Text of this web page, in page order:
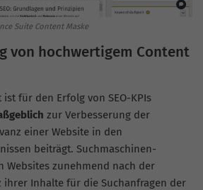
Suite Content Maske
von hochwertigem Content
für den Erfolg von SEO-KPIs
zur Verbesserung der
einer Website in den
beiträgt. Suchmaschinen-
Websites zunehmend nach der
ihrer Inhalte für die Suchanfragen der